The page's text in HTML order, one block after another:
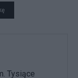
Tysiące